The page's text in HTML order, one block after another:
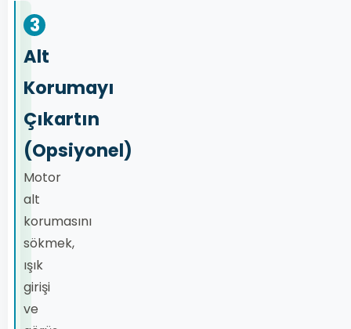
3
Alt
Korumayı
Çıkartın
(Opsiyonel)
Motor
alt
korumasını
sökmek,
ışık
girişi
ve